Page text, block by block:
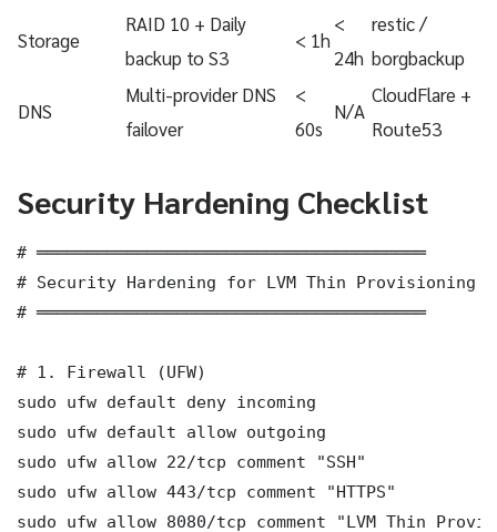
Storage
RAID 10 + Daily
backup to S3
< 1h
<
24h
restic /
borgbackup
DNS
Multi-provider DNS
failover
<
60s
N/A
CloudFlare +
Route53
Security Hardening Checklist
# ═══════════════════════════════════════
# Security Hardening for LVM Thin Provisioning
# ═══════════════════════════════════════
# 1. Firewall (UFW)
sudo ufw default deny incoming
sudo ufw default allow outgoing
sudo ufw allow 22/tcp comment "SSH"
sudo ufw allow 443/tcp comment "HTTPS"
sudo ufw allow 8080/tcp comment "LVM Thin